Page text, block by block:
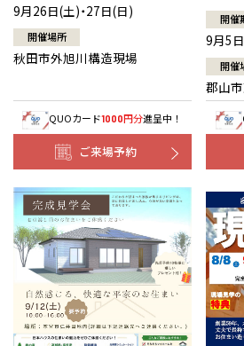
9月26日(土)・27日(日)
開催場所
秋田市外旭川構造現場
QUOカード1000円分進呈中！
ご来場予約
開催
9月5
開催
郡山